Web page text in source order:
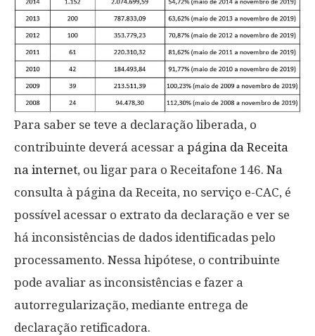
Para saber se teve a declaração liberada, o
contribuinte deverá acessar a página da Receita
na internet, ou ligar para o Receitafone 146. Na
consulta à página da Receita, no serviço e-CAC, é
possível acessar o extrato da declaração e ver se
há inconsistências de dados identificadas pelo
processamento. Nessa hipótese, o contribuinte
pode avaliar as inconsistências e fazer a
autorregularização, mediante entrega de
declaração retificadora.